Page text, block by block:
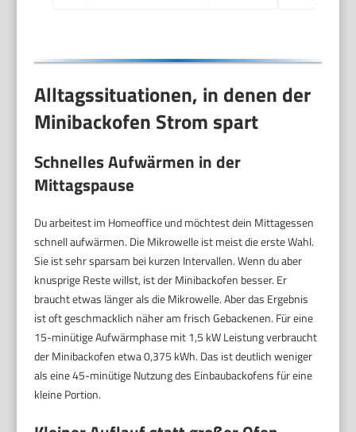
Alltagssituationen, in denen der
Minibackofen Strom spart
Schnelles Aufwärmen in der
Mittagspause
Du arbeitest im Homeoffice und möchtest dein Mittagessen
schnell aufwärmen. Die Mikrowelle ist meist die erste Wahl.
Sie ist sehr sparsam bei kurzen Intervallen. Wenn du aber
knusprige Reste willst, ist der Minibackofen besser. Er
braucht etwas länger als die Mikrowelle. Aber das Ergebnis
ist oft geschmacklich näher am frisch Gebackenen. Für eine
15-minütige Aufwärmphase mit 1,5 kW Leistung verbraucht
der Minibackofen etwa 0,375 kWh. Das ist deutlich weniger
als eine 45-minütige Nutzung des Einbaubackofens für eine
kleine Portion.